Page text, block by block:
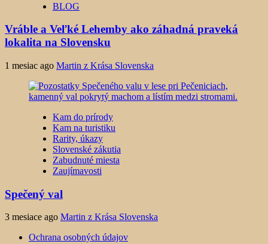
BLOG
Vráble a Veľké Lehemby ako záhadná praveká
lokalita na Slovensku
1 mesiac ago Martin z Krása Slovenska
Kam do prírody
Kam na turistiku
Rarity, úkazy
Slovenské zákutia
Zabudnuté miesta
Zaujímavosti
Spečený val
3 mesiace ago Martin z Krása Slovenska
Ochrana osobných údajov